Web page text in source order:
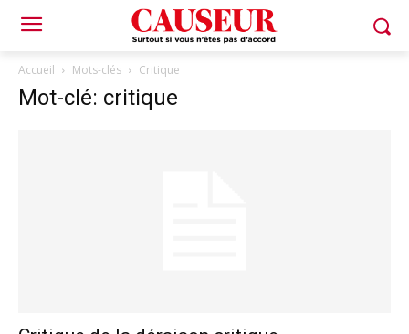
Accueil Mots-clés Critique
Mot-clé: critique